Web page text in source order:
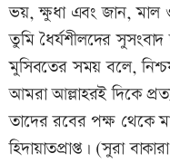
ভয়, ক্ষুধা এবং জান, মাল
তুমি ধৈর্যশীলদের
মুসিবতের সময় বলে,
আমরা আল্লাহরই দিকে
তাদের রবের পক্ষ থেকে
হিদায়াতপ্রাপ্ত। (সুরা